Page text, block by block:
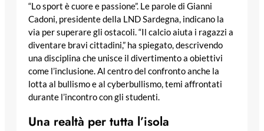
“Lo sport è cuore e passione”. Le parole di Gianni
Cadoni, presidente della LND Sardegna, indicano la
via per superare gli ostacoli. “Il calcio aiuta i ragazzi a
diventare bravi cittadini,” ha spiegato, descrivendo
una disciplina che unisce il divertimento a obiettivi
come l’inclusione. Al centro del confronto anche la
lotta al bullismo e al cyberbullismo, temi affrontati
durante l’incontro con gli studenti.
Una realtà per tutta l’isola